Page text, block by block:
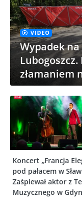
VIDEO
Wypadek
złamaniem
Koncert „Francja
pod pałacem w
Zaśpiewał aktor z
Muzycznego w